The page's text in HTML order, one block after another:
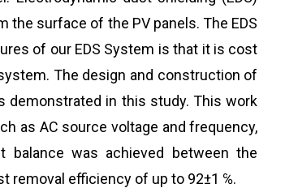
surface of the PV panels. The EDS
of our EDS System is that it is cost
The design and construction of
demonstrated in this study. This work
as AC source voltage and frequency,
balance was achieved between the
removal efficiency of up to 92±1 ℅.